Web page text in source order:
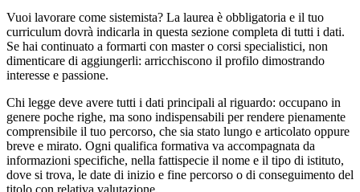
Vuoi lavorare come sistemista? La laurea è obbligatoria e il tuo
curriculum dovrà indicarla in questa sezione completa di tutti i dati.
Se hai continuato a formarti con master o corsi specialistici, non
dimenticare di aggiungerli: arricchiscono il profilo dimostrando
interesse e passione.
Chi legge deve avere tutti i dati principali al riguardo: occupano in
genere poche righe, ma sono indispensabili per rendere pienamente
comprensibile il tuo percorso, che sia stato lungo e articolato oppure
breve e mirato. Ogni qualifica formativa va accompagnata da
informazioni specifiche, nella fattispecie il nome e il tipo di istituto,
dove si trova, le date di inizio e fine percorso o di conseguimento del